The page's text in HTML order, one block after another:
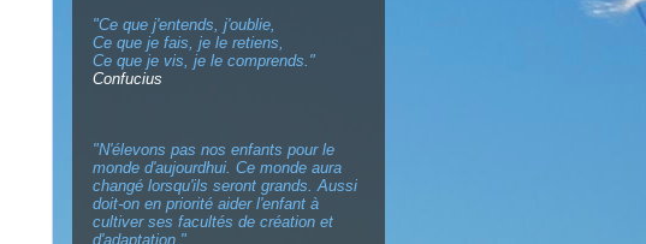
"Ce que j'entends, j'oublie,
Ce que je fais, je le retiens,
Ce que je vis, je le comprends."
Confucius
"N'élevons pas nos enfants pour le
monde d'aujourdhui. Ce monde aura
changé lorsqu'ils seront grands. Aussi
doit-on en priorité aider l'enfant à
cultiver ses facultés de création et
d'adaptation."